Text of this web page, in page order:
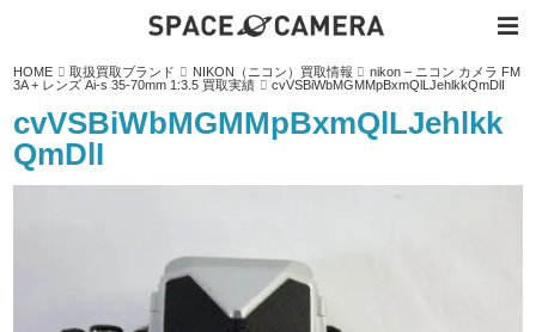
容
を
キ
ッ
HOME 取扱買取ブランド NIKON（ニコン）買取情報
nikon – ニコン カメラ FM
3A + レンズ Ai-s 35-70mm 1:3.5 買取実績
cvVSBiWbMGMMpBxmQlLJehlkkQmDlI
cvVSBiWbMGMMpBxmQlLJehlkk
QmDlI